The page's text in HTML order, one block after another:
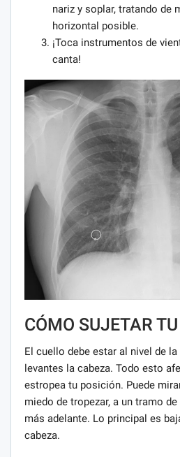
nariz y soplar, tratando de
horizontal posible.
¡Toca instrumentos de
canta!
CÓMO SUJETAR
El cuello debe estar al nivel de
levantes la cabeza. Todo esto
estropea tu posición. Puede
miedo de tropezar, a un tramo
más adelante. Lo principal es
cabeza.